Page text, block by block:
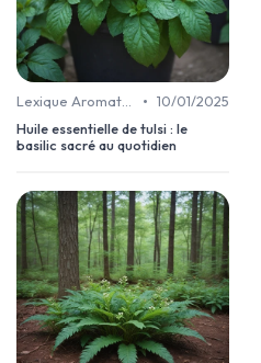
Lexique Aromathérapie • 10/01/2025
Huile essentielle de tulsi : le
basilic sacré au quotidien